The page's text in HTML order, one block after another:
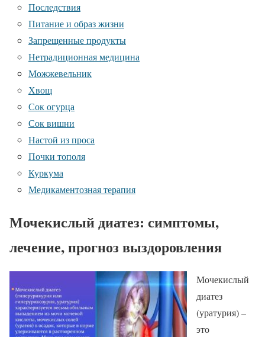
Последствия
Питание и образ жизни
Запрещенные продукты
Нетрадиционная медицина
Можжевельник
Хвощ
Сок огурца
Сок вишни
Настой из проса
Почки тополя
Куркума
Медикаментозная терапия
Мочекислый диатез: симптомы,
лечение, прогноз выздоровления
Мочекислый
диатез
(уратурия) –
это